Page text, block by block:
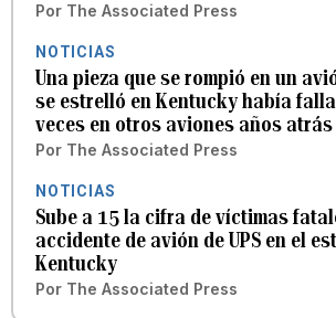
Por The Associated Press
NOTICIAS
Una pieza que se rompió en un
se estrelló en Kentucky había
veces en otros aviones años atrás
Por The Associated Press
NOTICIAS
Sube a 15 la cifra de víctimas
accidente de avión de UPS en el
Kentucky
Por The Associated Press